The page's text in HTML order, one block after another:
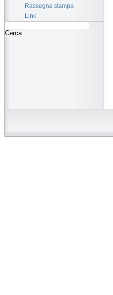
Rassegna stampa
Link